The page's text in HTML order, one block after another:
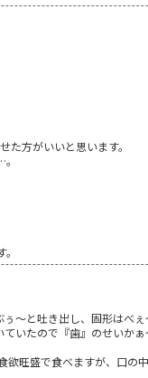
方がいいと思います。
～と吐き出し、固形はべ
いたので『歯』のせいかぁ
旺盛で食べますが、口の